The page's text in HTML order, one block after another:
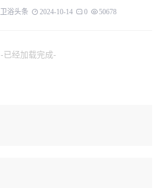
卫浴头条 2024-10-14 0 50678
-已经加载完成-